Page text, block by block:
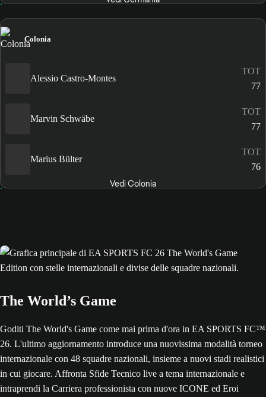
Colonia
Alessio Castro-Montes
TOT
77
Marvin Schwäbe
TOT
77
Marius Bülter
TOT
76
Vedi Colonia
The World’s Game
Goditi The World's Game come mai prima d'ora in EA SPORTS FC™
26. L'ultimo aggiornamento introduce una nuovissima modalità torneo
internazionale con 48 squadre nazionali, insieme a nuovi stadi realistici
in cui giocare. Affronta Sfide Tecnico live a tema internazionale e
intraprendi la Carriera professionista con nuove ICONE ed Eroi